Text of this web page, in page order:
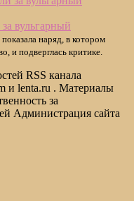
вульгарный
наряд, в котором
и подверглась критике.
RSS канала
и lenta.ru . Материалы
за
Администрация сайта